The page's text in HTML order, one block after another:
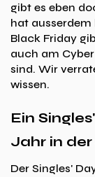
gibt es eben
hat ausserdem
Black Friday
auch am
sind. Wir
wissen.
Ein
Jahr in
Der Singles'